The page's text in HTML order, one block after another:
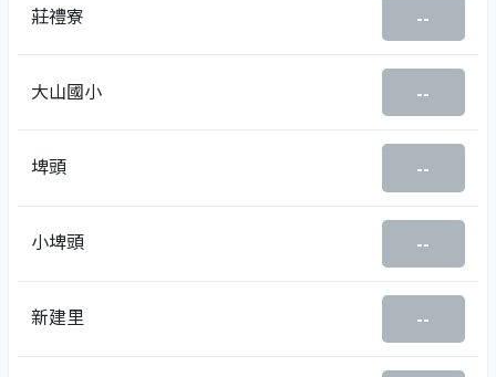
莊禮寮 --
大山國小 --
埤頭 --
小埤頭 --
新建里 --